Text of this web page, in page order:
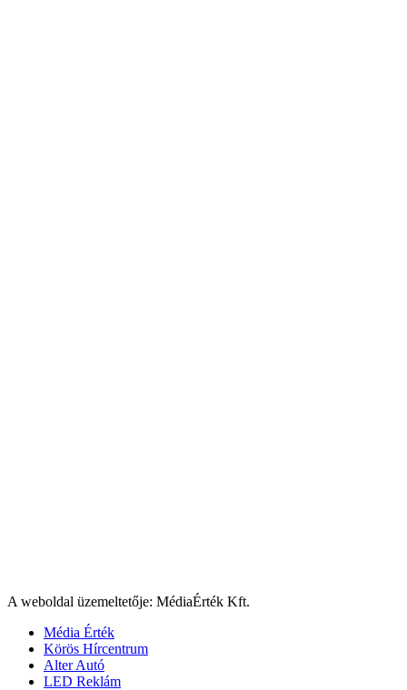
A weboldal üzemeltetője: MédiaÉrték Kft.
Média Érték
Körös Hírcentrum
Alter Autó
LED Reklám